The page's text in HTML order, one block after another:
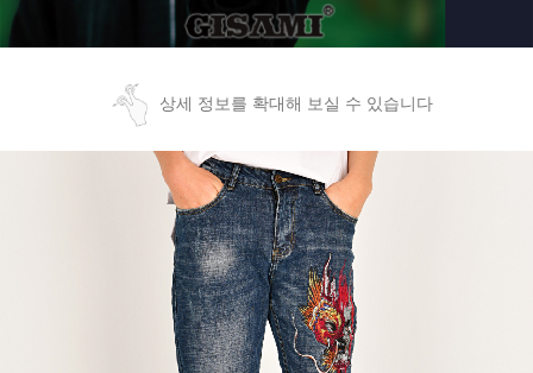
상세 정보를 확대해 보실 수 있습니다